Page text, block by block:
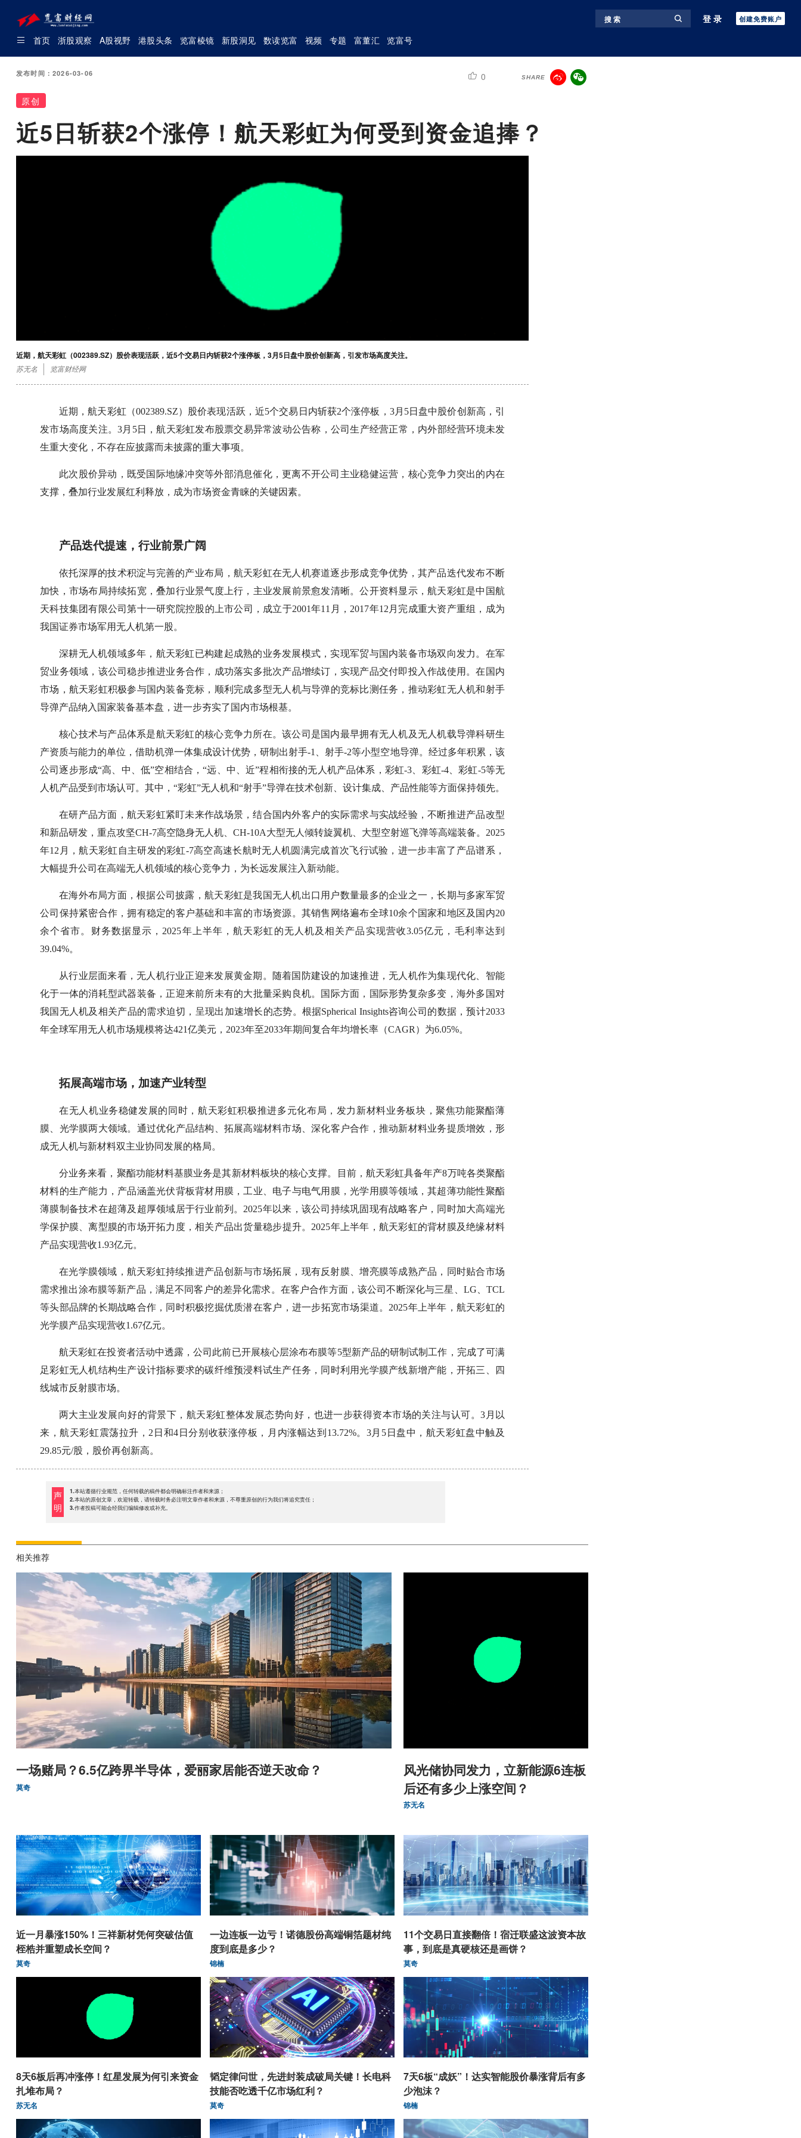
搜 索 登录 创建免费账户
首页 浙股观察 A股视野 港股头条 览富棱镜 新股洞见 数读览富 视频 专题 富董汇 览富号
发布时间：2026-03-06 0 SHARE
原创
近5日斩获2个涨停！航天彩虹为何受到资金追捧？
近期，航天彩虹（002389.SZ）股价表现活跃，近5个交易日内斩获2个涨停板，3月5日盘中股价创新高，引发市场高度关注。
苏无名 览富财经网
近期，航天彩虹（002389.SZ）股价表现活跃，近5个交易日内斩获2个涨停板，3月5日盘中股价创新高，引
发市场高度关注。3月5日，航天彩虹发布股票交易异常波动公告称，公司生产经营正常，内外部经营环境未发
生重大变化，不存在应披露而未披露的重大事项。
此次股价异动，既受国际地缘冲突等外部消息催化，更离不开公司主业稳健运营，核心竞争力突出的内在
支撑，叠加行业发展红利释放，成为市场资金青睐的关键因素。
产品迭代提速，行业前景广阔
依托深厚的技术积淀与完善的产业布局，航天彩虹在无人机赛道逐步形成竞争优势，其产品迭代发布不断
加快，市场布局持续拓宽，叠加行业景气度上行，主业发展前景愈发清晰。公开资料显示，航天彩虹是中国航
天科技集团有限公司第十一研究院控股的上市公司，成立于2001年11月，2017年12月完成重大资产重组，成为
我国证券市场军用无人机第一股。
深耕无人机领域多年，航天彩虹已构建起成熟的业务发展模式，实现军贸与国内装备市场双向发力。在军
贸业务领域，该公司稳步推进业务合作，成功落实多批次产品增续订，实现产品交付即投入作战使用。在国内
市场，航天彩虹积极参与国内装备竞标，顺利完成多型无人机与导弹的竞标比测任务，推动彩虹无人机和射手
导弹产品纳入国家装备基本盘，进一步夯实了国内市场根基。
核心技术与产品体系是航天彩虹的核心竞争力所在。该公司是国内最早拥有无人机及无人机载导弹科研生
产资质与能力的单位，借助机弹一体集成设计优势，研制出射手-1、射手-2等小型空地导弹。经过多年积累，该
公司逐步形成“高、中、低”空相结合，“远、中、近”程相衔接的无人机产品体系，彩虹-3、彩虹-4、彩虹-5等无
人机产品受到市场认可。其中，“彩虹”无人机和“射手”导弹在技术创新、设计集成、产品性能等方面保持领先。
在研产品方面，航天彩虹紧盯未来作战场景，结合国内外客户的实际需求与实战经验，不断推进产品改型
和新品研发，重点攻坚CH-7高空隐身无人机、CH-10A大型无人倾转旋翼机、大型空射巡飞弹等高端装备。2025
年12月，航天彩虹自主研发的彩虹-7高空高速长航时无人机圆满完成首次飞行试验，进一步丰富了产品谱系，
大幅提升公司在高端无人机领域的核心竞争力，为长远发展注入新动能。
在海外布局方面，根据公司披露，航天彩虹是我国无人机出口用户数量最多的企业之一，长期与多家军贸
公司保持紧密合作，拥有稳定的客户基础和丰富的市场资源。其销售网络遍布全球10余个国家和地区及国内20
余个省市。财务数据显示，2025年上半年，航天彩虹的无人机及相关产品实现营收3.05亿元，毛利率达到
39.04%。
从行业层面来看，无人机行业正迎来发展黄金期。随着国防建设的加速推进，无人机作为集现代化、智能
化于一体的消耗型武器装备，正迎来前所未有的大批量采购良机。国际方面，国际形势复杂多变，海外多国对
我国无人机及相关产品的需求迫切，呈现出加速增长的态势。根据Spherical Insights咨询公司的数据，预计2033
年全球军用无人机市场规模将达421亿美元，2023年至2033年期间复合年均增长率（CAGR）为6.05%。
拓展高端市场，加速产业转型
在无人机业务稳健发展的同时，航天彩虹积极推进多元化布局，发力新材料业务板块，聚焦功能聚酯薄
膜、光学膜两大领域。通过优化产品结构、拓展高端材料市场、深化客户合作，推动新材料业务提质增效，形
成无人机与新材料双主业协同发展的格局。
分业务来看，聚酯功能材料基膜业务是其新材料板块的核心支撑。目前，航天彩虹具备年产8万吨各类聚酯
材料的生产能力，产品涵盖光伏背板背材用膜，工业、电子与电气用膜，光学用膜等领域，其超薄功能性聚酯
薄膜制备技术在超薄及超厚领域居于行业前列。2025年以来，该公司持续巩固现有战略客户，同时加大高端光
学保护膜、离型膜的市场开拓力度，相关产品出货量稳步提升。2025年上半年，航天彩虹的背材膜及绝缘材料
产品实现营收1.93亿元。
在光学膜领域，航天彩虹持续推进产品创新与市场拓展，现有反射膜、增亮膜等成熟产品，同时贴合市场
需求推出涂布膜等新产品，满足不同客户的差异化需求。在客户合作方面，该公司不断深化与三星、LG、TCL
等头部品牌的长期战略合作，同时积极挖掘优质潜在客户，进一步拓宽市场渠道。2025年上半年，航天彩虹的
光学膜产品实现营收1.67亿元。
航天彩虹在投资者活动中透露，公司此前已开展核心层涂布布膜等5型新产品的研制试制工作，完成了可满
足彩虹无人机结构生产设计指标要求的碳纤维预浸料试生产任务，同时利用光学膜产线新增产能，开拓三、四
线城市反射膜市场。
两大主业发展向好的背景下，航天彩虹整体发展态势向好，也进一步获得资本市场的关注与认可。3月以
来，航天彩虹震荡拉升，2日和4日分别收获涨停板，月内涨幅达到13.72%。3月5日盘中，航天彩虹盘中触及
29.85元/股，股价再创新高。
声
明
1.本站遵循行业规范，任何转载的稿件都会明确标注作者和来源；
2.本站的原创文章，欢迎转载，请转载时务必注明文章作者和来源，不尊重原创的行为我们将追究责任；
3.作者投稿可能会经我们编辑修改或补充。
相关推荐
一场赌局？6.5亿跨界半导体，爱丽家居能否逆天改命？
莫奇
风光储协同发力，立新能源6连板
后还有多少上涨空间？
苏无名
近一月暴涨150%！三祥新材凭何突破估值
桎梏并重塑成长空间？
莫奇
一边连板一边亏！诺德股份高端铜箔题材纯
度到底是多少？
锦楠
11个交易日直接翻倍！宿迁联盛这波资本故
事，到底是真硬核还是画饼？
莫奇
8天6板后再冲涨停！红星发展为何引来资金
扎堆布局？
苏无名
韬定律问世，先进封装成破局关键！长电科
技能否吃透千亿市场红利？
莫奇
7天6板“成妖”！达实智能股价暴涨背后有多
少泡沫？
锦楠